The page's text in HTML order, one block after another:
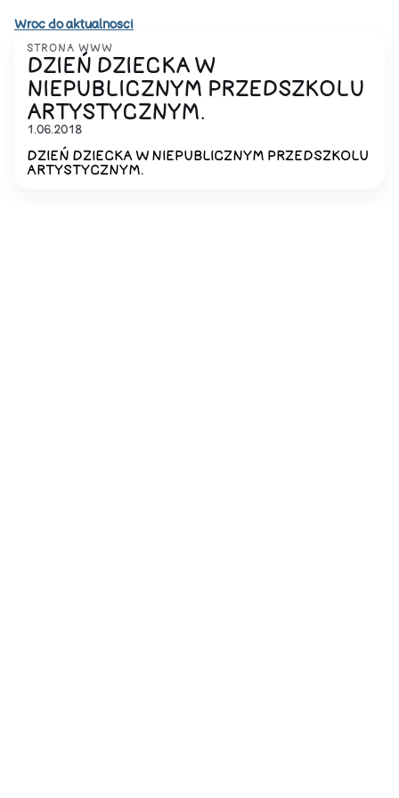
Wroc do aktualnosci
STRONA WWW
DZIEŃ DZIECKA W
NIEPUBLICZNYM PRZEDSZKOLU
ARTYSTYCZNYM.
1.06.2018
DZIEŃ DZIECKA W NIEPUBLICZNYM PRZEDSZKOLU
ARTYSTYCZNYM.